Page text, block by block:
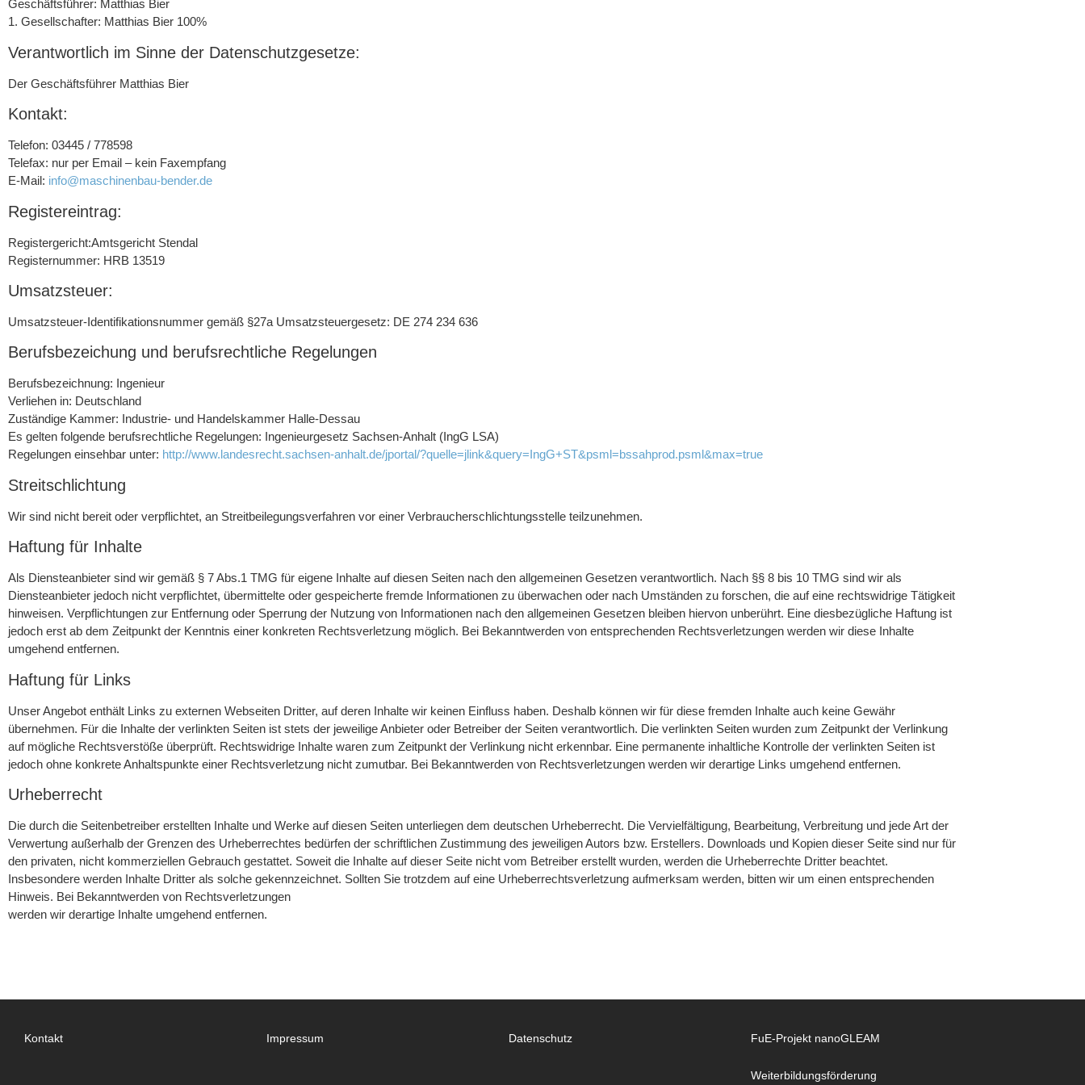
Geschäftsführer: Matthias Bier
1. Gesellschafter: Matthias Bier 100%
Verantwortlich im Sinne der Datenschutzgesetze:
Der Geschäftsführer Matthias Bier
Kontakt:
Telefon: 03445 / 778598
Telefax: nur per Email – kein Faxempfang
E-Mail: info@maschinenbau-bender.de
Registereintrag:
Registergericht:Amtsgericht Stendal
Registernummer: HRB 13519
Umsatzsteuer:
Umsatzsteuer-Identifikationsnummer gemäß §27a Umsatzsteuergesetz: DE 274 234 636
Berufsbezeichung und berufsrechtliche Regelungen
Berufsbezeichnung: Ingenieur
Verliehen in: Deutschland
Zuständige Kammer: Industrie- und Handelskammer Halle-Dessau
Es gelten folgende berufsrechtliche Regelungen: Ingenieurgesetz Sachsen-Anhalt (IngG LSA)
Regelungen einsehbar unter: http://www.landesrecht.sachsen-anhalt.de/jportal/?quelle=jlink&query=IngG+ST&psml=bssahprod.psml&max=true
Streitschlichtung
Wir sind nicht bereit oder verpflichtet, an Streitbeilegungsverfahren vor einer Verbraucherschlichtungsstelle teilzunehmen.
Haftung für Inhalte
Als Diensteanbieter sind wir gemäß § 7 Abs.1 TMG für eigene Inhalte auf diesen Seiten nach den allgemeinen Gesetzen verantwortlich. Nach §§ 8 bis 10 TMG sind wir als
Diensteanbieter jedoch nicht verpflichtet, übermittelte oder gespeicherte fremde Informationen zu überwachen oder nach Umständen zu forschen, die auf eine rechtswidrige Tätigkeit
hinweisen. Verpflichtungen zur Entfernung oder Sperrung der Nutzung von Informationen nach den allgemeinen Gesetzen bleiben hiervon unberührt. Eine diesbezügliche Haftung ist
jedoch erst ab dem Zeitpunkt der Kenntnis einer konkreten Rechtsverletzung möglich. Bei Bekanntwerden von entsprechenden Rechtsverletzungen werden wir diese Inhalte
umgehend entfernen.
Haftung für Links
Unser Angebot enthält Links zu externen Webseiten Dritter, auf deren Inhalte wir keinen Einfluss haben. Deshalb können wir für diese fremden Inhalte auch keine Gewähr
übernehmen. Für die Inhalte der verlinkten Seiten ist stets der jeweilige Anbieter oder Betreiber der Seiten verantwortlich. Die verlinkten Seiten wurden zum Zeitpunkt der Verlinkung
auf mögliche Rechtsverstöße überprüft. Rechtswidrige Inhalte waren zum Zeitpunkt der Verlinkung nicht erkennbar. Eine permanente inhaltliche Kontrolle der verlinkten Seiten ist
jedoch ohne konkrete Anhaltspunkte einer Rechtsverletzung nicht zumutbar. Bei Bekanntwerden von Rechtsverletzungen werden wir derartige Links umgehend entfernen.
Urheberrecht
Die durch die Seitenbetreiber erstellten Inhalte und Werke auf diesen Seiten unterliegen dem deutschen Urheberrecht. Die Vervielfältigung, Bearbeitung, Verbreitung und jede Art der
Verwertung außerhalb der Grenzen des Urheberrechtes bedürfen der schriftlichen Zustimmung des jeweiligen Autors bzw. Erstellers. Downloads und Kopien dieser Seite sind nur für
den privaten, nicht kommerziellen Gebrauch gestattet. Soweit die Inhalte auf dieser Seite nicht vom Betreiber erstellt wurden, werden die Urheberrechte Dritter beachtet.
Insbesondere werden Inhalte Dritter als solche gekennzeichnet. Sollten Sie trotzdem auf eine Urheberrechtsverletzung aufmerksam werden, bitten wir um einen entsprechenden
Hinweis. Bei Bekanntwerden von Rechtsverletzungen
werden wir derartige Inhalte umgehend entfernen.
Kontakt Impressum Datenschutz FuE-Projekt nanoGLEAM
Weiterbildungsförderung